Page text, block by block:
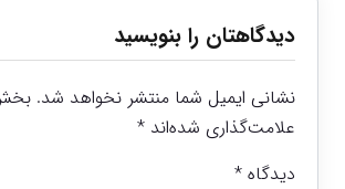
دیدگاهتان را بنویسید
نشانی ایمیل شما منتشر نخواهد شد.
علامت‌گذاری شده‌اند*
دیدگاه*